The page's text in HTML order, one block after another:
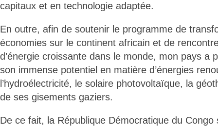
capitaux et en technologie adaptée.
En outre, afin de soutenir le programme de
économies sur le continent africain et de
d’énergie croissante dans le monde, mon pays a
son immense potentiel en matière d’énergies
l’hydroélectricité, le solaire photovoltaïque, la
de ses gisements gaziers.
De ce fait, la République Démocratique du